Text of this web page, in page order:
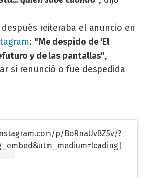
reiteraba el anuncio en
: "Me despido de 'El
y de las pantallas",
si renunció o fue despedida
p/BoRnaUvBZ5v/?